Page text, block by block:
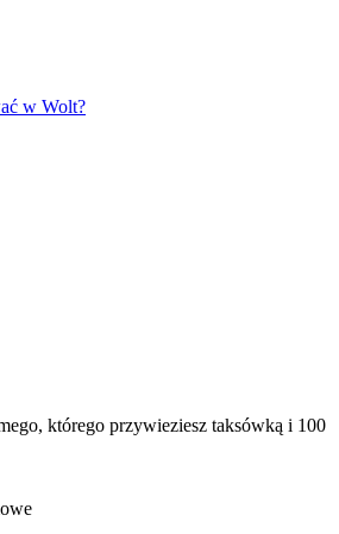
w Wolt?
którego przywieziesz taksówką i 100